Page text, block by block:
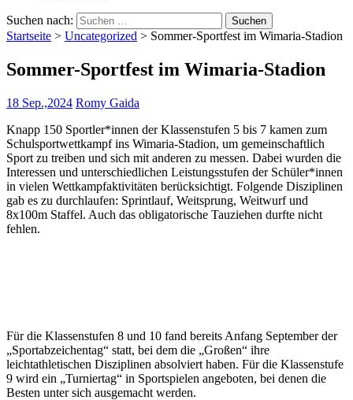
Suchen nach:
Startseite > Uncategorized > Sommer-Sportfest im Wimaria-Stadion
Sommer-Sportfest im Wimaria-Stadion
18 Sep.,2024 Romy Gaida
Knapp 150 Sportler*innen der Klassenstufen 5 bis 7 kamen zum
Schulsportwettkampf ins Wimaria-Stadion, um gemeinschaftlich
Sport zu treiben und sich mit anderen zu messen. Dabei wurden die
Interessen und unterschiedlichen Leistungsstufen der Schüler*innen
in vielen Wettkampfaktivitäten berücksichtigt. Folgende Disziplinen
gab es zu durchlaufen: Sprintlauf, Weitsprung, Weitwurf und
8x100m Staffel. Auch das obligatorische Tauziehen durfte nicht
fehlen.
Für die Klassenstufen 8 und 10 fand bereits Anfang September der
„Sportabzeichentag“ statt, bei dem die „Großen“ ihre
leichtathletischen Disziplinen absolviert haben. Für die Klassenstufe
9 wird ein „Turniertag“ in Sportspielen angeboten, bei denen die
Besten unter sich ausgemacht werden.